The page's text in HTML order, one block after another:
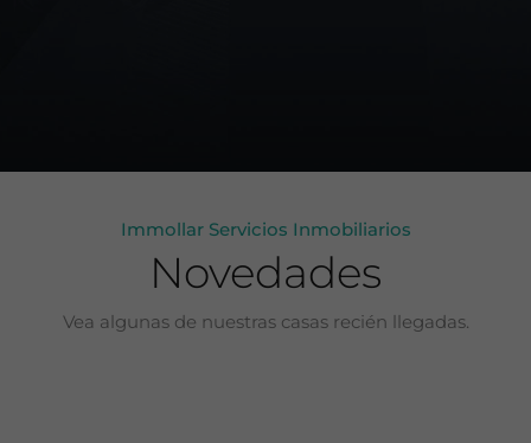
Immollar Servicios Inmobiliarios
Novedades
Vea algunas de nuestras casas recién llegadas.